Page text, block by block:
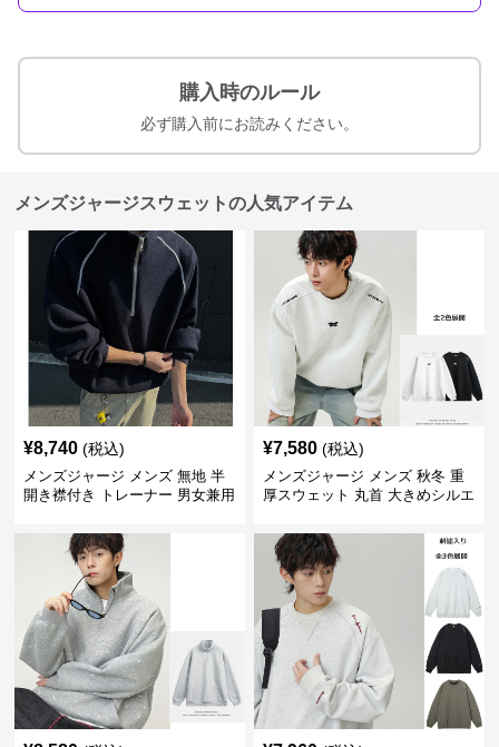
購入時のルール
必ず購入前にお読みください。
メンズジャージスウェットの人気アイテム
¥8,740 (税込)
メンズジャージ メンズ 無地 半
開き襟付き トレーナー 男女兼用
¥7,580 (税込)
メンズジャージ メンズ 秋冬 重
厚スウェット 丸首 大きめシルエ